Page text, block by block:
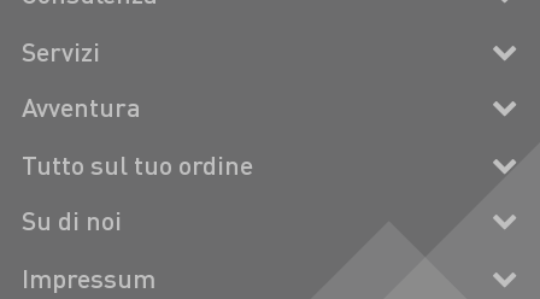
Servizi
Avventura
Tutto sul tuo ordine
Su di noi
Impressum